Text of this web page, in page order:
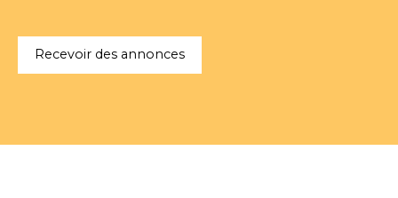
Recevoir des annonces